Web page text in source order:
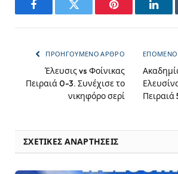
FacebookTwitter Pinterest
ΠΡΟΗΓΟΎΜΕΝΟ ΆΡΘΡΟ
Έλευσις vs Φοίνικας
Πειραιά 0-3. Συνέχισε το
νικηφόρο σερί
Πειραιά
ΣΧΕΤΙΚΈΣ ΑΝΑΡΤΉΣΕΙΣ